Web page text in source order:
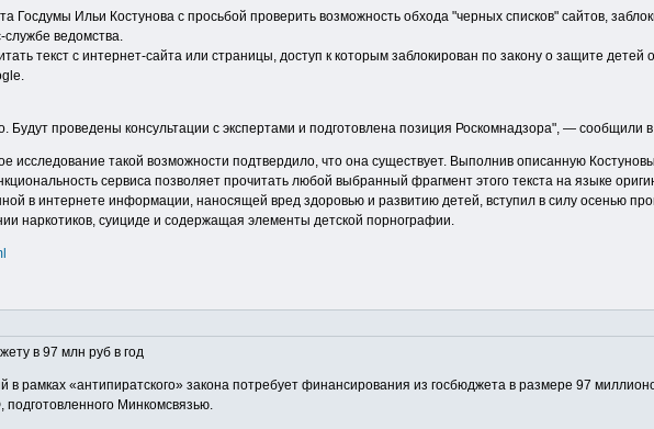
Госдумы Ильи Костунова с просьбой проверить возможность обхода "черных списков" сайтов,
ведомства.
текст с интернет-сайта или страницы, доступ к которым заблокирован по закону о защите
Будут проведены консультации с экспертами и подготовлена позиция Роскомнадзора", — сообщили
исследование такой возможности подтвердило, что она существует. Выполнив описанную
сервиса позволяет прочитать любой выбранный фрагмент этого текста на языке
в интернете информации, наносящей вред здоровью и развитию детей, вступил в силу осенью
наркотиков, суициде и содержащая элементы детской порнографии.
в 97 млн руб в год
рамках «антипиратского» закона потребует финансирования из госбюджета в размере 97
подготовленного Минкомсвязью.